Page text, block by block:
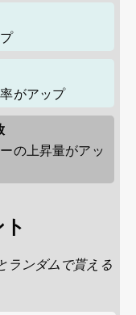
がアップ
の上昇量がアッ
ランダムで貰える